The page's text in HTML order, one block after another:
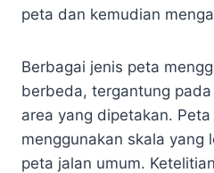
peta dan kemudian
Berbagai jenis peta
berbeda, tergantung
area yang dipetakan.
menggunakan skala yang
peta jalan umum.